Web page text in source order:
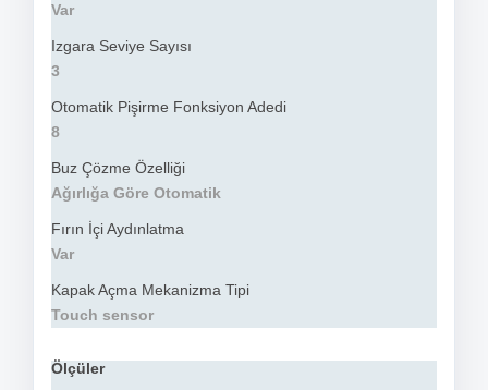
Var
Izgara Seviye Sayısı
3
Otomatik Pişirme Fonksiyon Adedi
8
Buz Çözme Özelliği
Ağırlığa Göre Otomatik
Fırın İçi Aydınlatma
Var
Kapak Açma Mekanizma Tipi
Touch sensor
Ölçüler